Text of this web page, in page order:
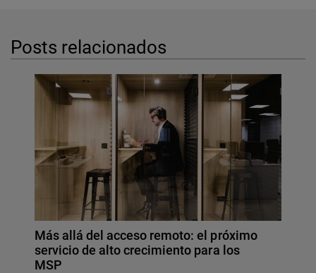
Posts relacionados
Más allá del acceso remoto: el próximo
servicio de alto crecimiento para los
MSP